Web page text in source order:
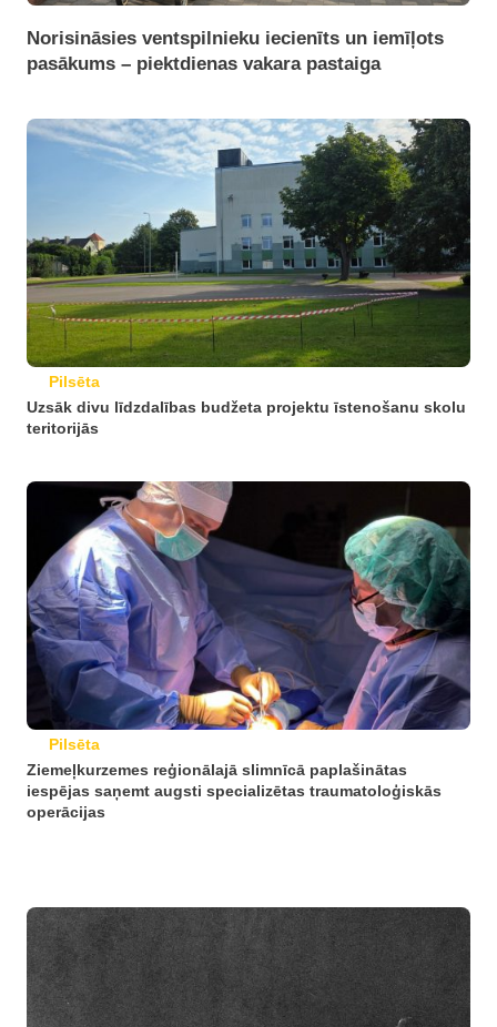
Norisināsies ventspilnieku iecienīts un iemīļots
pasākums – piektdienas vakara pastaiga
Pilsēta
Uzsāk divu līdzdalības budžeta projektu īstenošanu skolu
teritorijās
Pilsēta
Ziemeļkurzemes reģionālajā slimnīcā paplašinātas
iespējas saņemt augsti specializētas traumatoloģiskās
operācijas